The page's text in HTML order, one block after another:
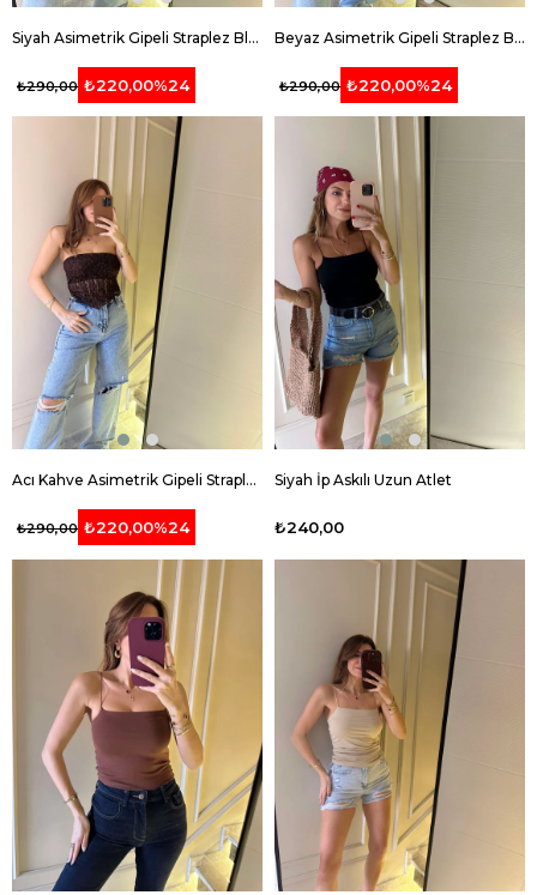
Siyah Asimetrik Gipeli Straplez Bluz
₺220,00%24
₺290,00
Beyaz Asimetrik Gipeli Straplez Bluz
₺220,00%24
₺290,00
Acı Kahve Asimetrik Gipeli Straplez Bluz
₺220,00%24
₺290,00
Siyah İp Askılı Uzun Atlet
₺240,00